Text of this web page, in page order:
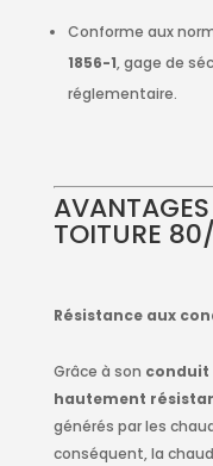
Conforme aux
1856-1, gage de
réglementaire.
TOITURE
Résistance aux
Grâce à son conduit
hautement
générés par les
conséquent, la